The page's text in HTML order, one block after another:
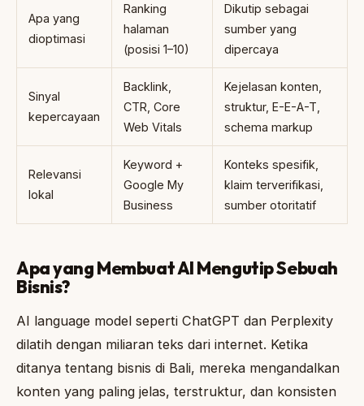
Apa yang
dioptimasi
Ranking
halaman
(posisi 1–10)
Dikutip sebagai
sumber yang
dipercaya
Sinyal
kepercayaan
Backlink,
CTR, Core
Web Vitals
Kejelasan konten,
struktur, E-E-A-T,
schema markup
Relevansi
lokal
Keyword +
Google My
Business
Konteks spesifik,
klaim terverifikasi,
sumber otoritatif
Apa yang Membuat AI Mengutip Sebuah
Bisnis?
AI language model seperti ChatGPT dan Perplexity
dilatih dengan miliaran teks dari internet. Ketika
ditanya tentang bisnis di Bali, mereka mengandalkan
konten yang paling jelas, terstruktur, dan konsisten